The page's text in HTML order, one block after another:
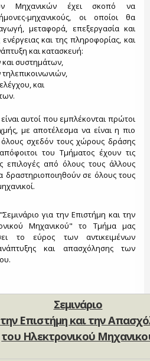
Μηχανικών έχει σκοπό να
μηχανικούς, οι οποίοι θα
μεταφορά, επεξεργασία και
και της πληροφορίας, και
και κατασκευή:
συστημάτων,
και
αυτοί που εμπλέκονται πρώτοι
με αποτέλεσμα να είναι η πιο
όλους σχεδόν τους χώρους δράσης
του Τμήματος έχουν τις
επιλογές από όλους τους άλλους
δραστηριοποιηθούν σε όλους τους
για την Επιστήμη και την
Μηχανικού" το Τμήμα μας
το εύρος των αντικειμένων
και απασχόλησης των
Σεμινάριο
Επιστήμη και την
του Ηλεκτρονικού